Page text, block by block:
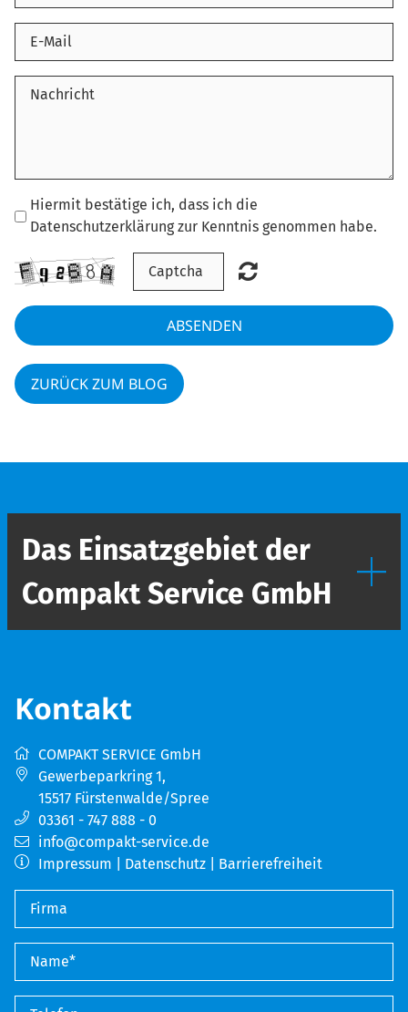
Hiermit bestätige ich, dass ich die
Datenschutzerklärung zur Kenntnis genommen habe.
ABSENDEN
ZURÜCK ZUM BLOG
Das Einsatzgebiet der
Compakt Service GmbH
Kontakt
COMPAKT SERVICE GmbH
Gewerbeparkring 1,
15517 Fürstenwalde/Spree
03361 - 747 888 - 0
info@compakt-service.de
Impressum
Datenschutz| Barrierefreiheit